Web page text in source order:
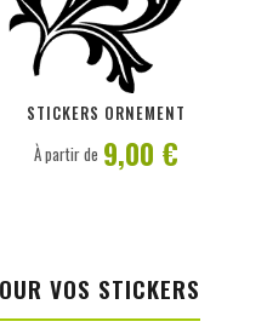
STICKERS ORNEMENT
PERSONNALISER
À partir de 9,00 €
VOS STICKERS